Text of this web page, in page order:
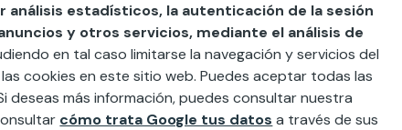
impermeabilización de piscinas? Contamos con equipos de
necesidad en la impermeabilización de piscinas de
estadísticos, la autenticación de la sesión
y otros servicios, mediante el análisis de
en tal caso limitarse la navegación y servicios del
cookies en este sitio web. Puedes aceptar todas las
más información, puedes consultar nuestra
cómo trata Google tus datos a través de sus